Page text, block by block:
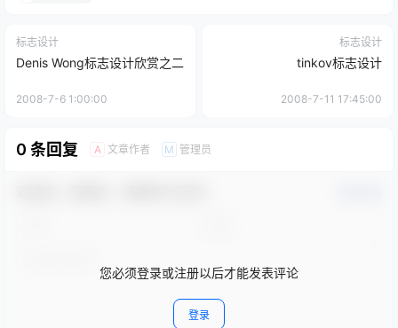
标志设计
Denis Wong标志设计欣赏之二
2008-7-6 1:00:00
标志设计
tinkov标志设计
2008-7-11 17:45:00
0 条回复 A 文章作者 M 管理员
您必须登录或注册以后才能发表评论
登录